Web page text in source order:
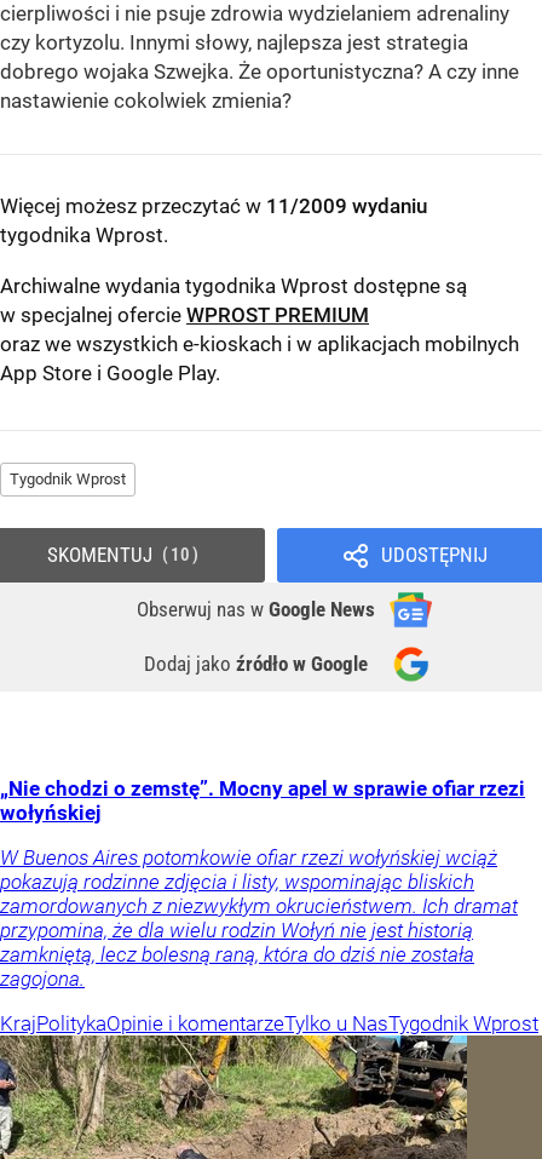
cierpliwości i nie psuje zdrowia wydzielaniem adrenaliny
czy kortyzolu. Innymi słowy, najlepsza jest strategia
dobrego wojaka Szwejka. Że oportunistyczna? A czy inne
nastawienie cokolwiek zmienia?
Więcej możesz przeczytać w 11/2009 wydaniu
tygodnika Wprost.
Archiwalne wydania tygodnika Wprost dostępne są
w specjalnej ofercie WPROST PREMIUM
oraz we wszystkich e-kioskach i w aplikacjach mobilnych
App Store i Google Play.
Tygodnik Wprost
UDOSTĘPNIJ
Obserwuj nas w Google News
Dodaj jako źródło w Google
SKOMENTUJ 10
„Nie chodzi o zemstę”. Mocny apel w sprawie ofiar rzezi
wołyńskiej
W Buenos Aires potomkowie ofiar rzezi wołyńskiej wciąż
pokazują rodzinne zdjęcia i listy, wspominając bliskich
zamordowanych z niezwykłym okrucieństwem. Ich dramat
przypomina, że dla wielu rodzin Wołyń nie jest historią
zamkniętą, lecz bolesną raną, która do dziś nie została
zagojona.
KrajPolitykaOpinie i komentarzeTylko u NasTygodnik Wprost